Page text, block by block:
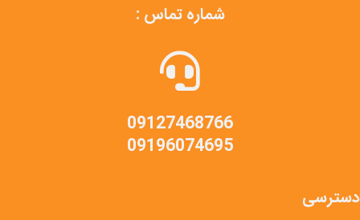
شماره تماس :
09127468766
09196074695
دسترسی